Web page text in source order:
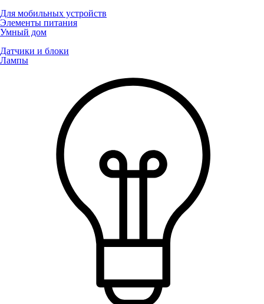
Для мобильных устройств
Элементы питания
Умный дом
Датчики и блоки
Лампы